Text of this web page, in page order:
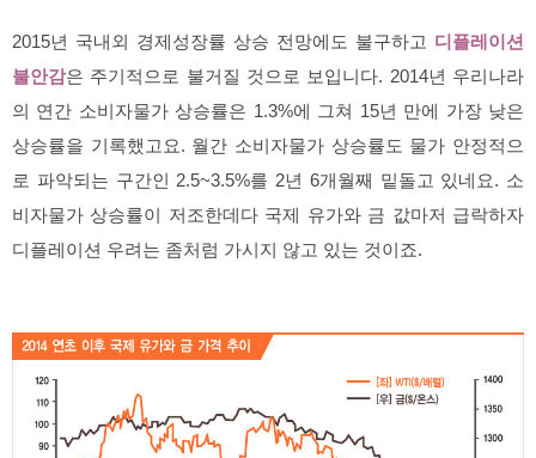
2015년 국내외 경제성장률 상승 전망에도 불구하고 디플레이션
불안감은 주기적으로 불거질 것으로 보입니다. 2014년 우리나라
의 연간 소비자물가 상승률은 1.3%에 그쳐 15년 만에 가장 낮은
상승률을 기록했고요. 월간 소비자물가 상승률도 물가 안정적으
로 파악되는 구간인 2.5~3.5%를 2년 6개월째 밑돌고 있네요. 소
비자물가 상승률이 저조한데다 국제 유가와 금 값마저 급락하자
디플레이션 우려는 좀처럼 가시지 않고 있는 것이죠.